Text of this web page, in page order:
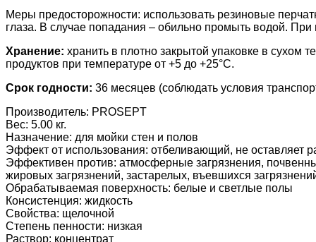
Меры предосторожности: использовать резиновые
глаза. В случае попадания – обильно промыть водой. При
Хранение: хранить в плотно закрытой упаковке в
продуктов при температуре от +5 до +25°С.
Срок годности: 36 месяцев (соблюдать условия
Производитель: PROSEPT
Вес: 5.00 кг.
Назначение: для мойки стен и полов
Эффект от использования: отбеливающий, не оставляет
Эффективен против: атмосферные загрязнения,
жировых загрязнений, застарелых, въевшихся
Обрабатываемая поверхность: белые и светлые полы
Консистенция: жидкость
Свойства: щелочной
Степень пенности: низкая
Раствор: концентрат